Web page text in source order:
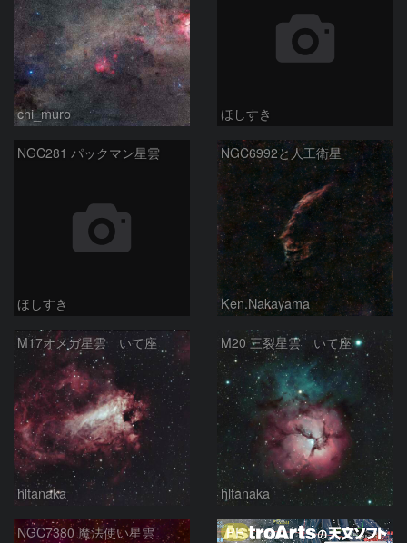
chi_muro ほしすき
NGC281 パックマン星雲
ほしすき
NGC6992と人工衛星
Ken.Nakayama
M17オメガ星雲 いて座
hltanaka
M20 三裂星雲 いて座
hltanaka
NGC7380 魔法使い星雲 PR